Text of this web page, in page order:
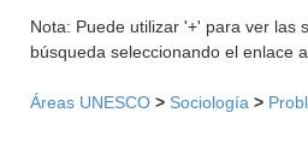
Nota: Puede utilizar '+' para ver las
búsqueda seleccionando el enlace
Áreas UNESCO > Sociología >